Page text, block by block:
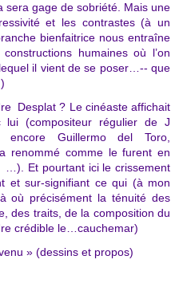
gage de sobriété. Mais une
et les contrastes (à un
bienfaitrice nous entraîne
humaines où l’on
il vient de se poser…-- que
Desplat ? Le cinéaste affichait
lui (compositeur régulier de J
Guillermo del Toro,
renommé comme le furent en
…). Et pourtant ici le crissement
et sur-signifiant ce qui (à mon
où précisément la ténuité des
des traits, de la composition du
crédible le…cauchemar)
» (dessins et propos)